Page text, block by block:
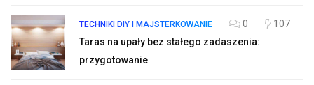
TECHNIKI DIY I MAJSTERKOWANIE 0
107
Taras na upały bez stałego zadaszenia:
przygotowanie